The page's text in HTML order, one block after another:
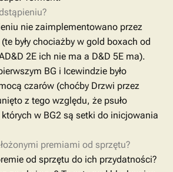
nie zaimplementowano przez
były chociażby w gold boxach od
2E ich nie ma a D&D 5E ma).
BG i Icewindzie było
czarów (choćby Drzwi przez
z tego względu, że psuło
w BG2 są setki do inicjowania
premiami od sprzętu?
od sprzętu do ich przydatności?